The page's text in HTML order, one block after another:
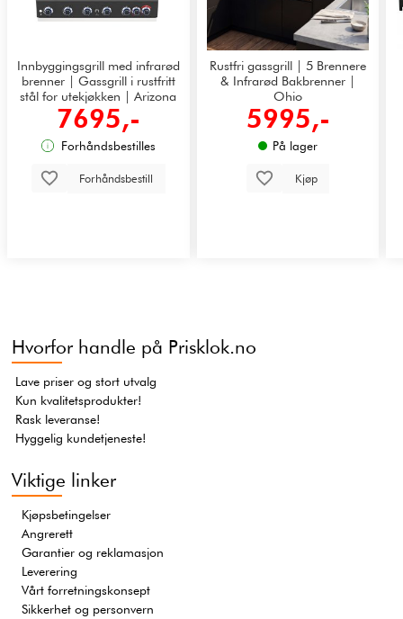
Innbyggingsgrill med infrarød
brenner | Gassgrill i rustfritt
stål for utekjøkken | Arizona
7695,-
Forhåndsbestilles
Forhåndsbestill
Rustfri gassgrill | 5 Brennere
& Infrarød Bakbrenner |
Ohio
5995,-
På lager
Kjøp
Hvorfor handle på Prisklok.no
Lave priser og stort utvalg
Kun kvalitetsprodukter!
Rask leveranse!
Hyggelig kundetjeneste!
Viktige linker
Kjøpsbetingelser
Angrerett
Garantier og reklamasjon
Leverering
Vårt forretningskonsept
Sikkerhet og personvern